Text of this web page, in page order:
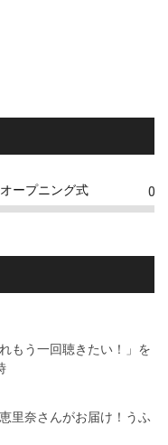
ープニング式 0
もう一回聴きたい！」を
里奈さんがお届け！うふ